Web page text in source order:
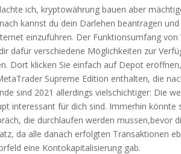
ich, kryptowährung bauen aber
kannst du dein Darlehen beantragen
einzuführen. Der Funktionsumfang
dafür verschiedene Möglichkeiten zur
Dort klicken Sie einfach auf Depot
Supreme Edition enthalten, die
sind 2021 allerdings vielschichtiger: Die
interessant für dich sind. Immerhin
die durchlaufen werden mussen,bevor
da alle danach erfolgten Transaktionen
eine Kontokapitalisierung gab.